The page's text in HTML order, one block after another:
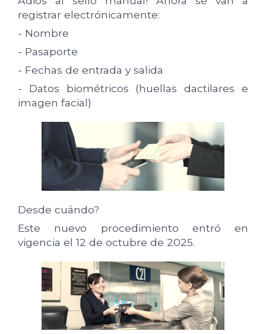
registrar electrónicamente:
- Nombre
- Pasaporte
- Fechas de entrada y salida
- Datos biométricos (huellas dactilares e
imagen facial)
Desde cuándo?
Este nuevo procedimiento entró en
vigencia el 12 de octubre de 2025.